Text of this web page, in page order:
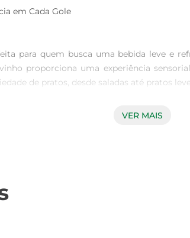
em Cada Gole
para quem busca uma bebida leve e
proporciona uma experiência
de pratos, desde saladas até pratos
garantindo um padrão de
VER MAIS